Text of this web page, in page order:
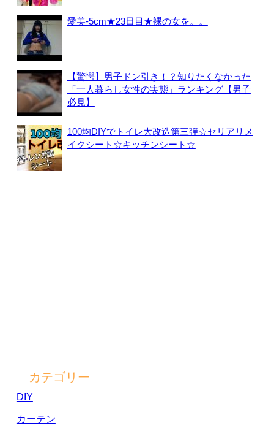
愛美-5cm★23日目★裸の女を。。
【驚愕】男子ドン引き！？知りたくなかった
「一人暮らし女性の実態」ランキング【男子
必見】
100均DIYでトイレ大改造第三弾☆セリアリメ
イクシート☆キッチンシート☆
カテゴリー
DIY
カーテン